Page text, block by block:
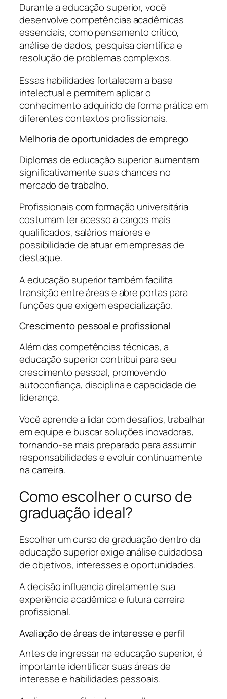
Durante a educação superior, você
desenvolve competências acadêmicas
essenciais, como pensamento crítico,
análise de dados, pesquisa científica e
resolução de problemas complexos.
Essas habilidades fortalecem a base
intelectual e permitem aplicar o
conhecimento adquirido de forma prática em
diferentes contextos profissionais.
Melhoria de oportunidades de emprego
Diplomas de educação superior aumentam
significativamente suas chances no
mercado de trabalho.
Profissionais com formação universitária
costumam ter acesso a cargos mais
qualificados, salários maiores e
possibilidade de atuar em empresas de
destaque.
A educação superior também facilita
transição entre áreas e abre portas para
funções que exigem especialização.
Crescimento pessoal e profissional
Além das competências técnicas, a
educação superior contribui para seu
crescimento pessoal, promovendo
autoconfiança, disciplina e capacidade de
liderança.
Você aprende a lidar com desafios, trabalhar
em equipe e buscar soluções inovadoras,
tornando-se mais preparado para assumir
responsabilidades e evoluir continuamente
na carreira.
Como escolher o curso de
graduação ideal?
Escolher um curso de graduação dentro da
educação superior exige análise cuidadosa
de objetivos, interesses e oportunidades.
A decisão influencia diretamente sua
experiência acadêmica e futura carreira
profissional.
Avaliação de áreas de interesse e perfil
Antes de ingressar na educação superior, é
importante identificar suas áreas de
interesse e habilidades pessoais.